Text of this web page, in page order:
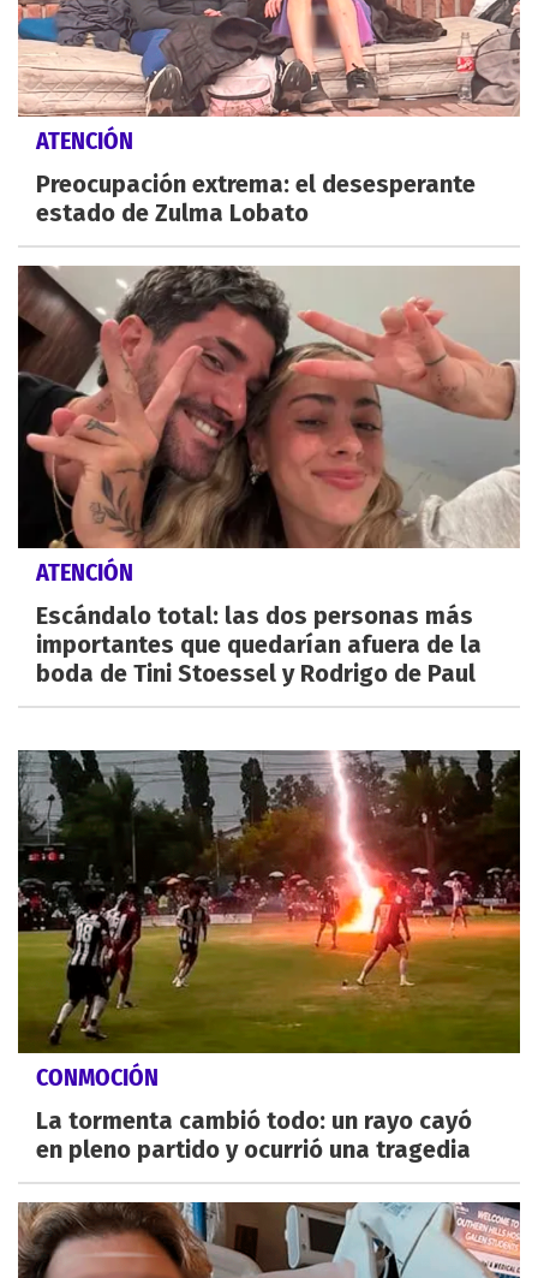
ATENCIÓN
Preocupación extrema: el desesperante
estado de Zulma Lobato
ATENCIÓN
Escándalo total: las dos personas más
importantes que quedarían afuera de la
boda de Tini Stoessel y Rodrigo de Paul
CONMOCIÓN
La tormenta cambió todo: un rayo cayó
en pleno partido y ocurrió una tragedia